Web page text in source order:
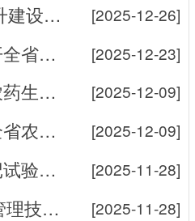
聚焦质量监管 提升建设实效——南京市高标准农田工程质量监管专题培... [2025-12-26]
省耕地环境站召开全省耕环条线工作会议暨绿色种养循环农业试点工作交... [2025-12-23]
省农药总站举办农药生产经营管理培训班 [2025-12-09]
省农药总站召开全省农药管理工作会议 [2025-12-09]
我省召开农药登记试验管理工作视频会议 [2025-11-28]
2025年冬季桑园管理技术要点 [2025-11-28]